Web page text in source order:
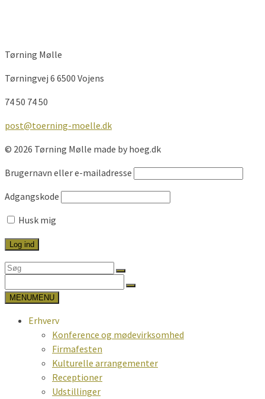
Tørning Mølle
Tørningvej 6 6500 Vojens
74 50 74 50
post@toerning-moelle.dk
© 2026 Tørning Mølle made by hoeg.dk
Brugernavn eller e-mailadresse
Adgangskode
Husk mig
Search
for:MENUMENU
Erhverv
Konference og mødevirksomhed
Firmafesten
Kulturelle arrangementer
Receptioner
Udstillinger